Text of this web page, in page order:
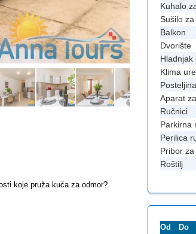
koje pruža kuća za odmor?
Kuhalo
Sušilo za
Balkon
Dvorište
Hladnjak
Klima
Posteljina
Aparat
Ručnici
Parkirna
Perilica
Pribor
Roštilj
Od Do